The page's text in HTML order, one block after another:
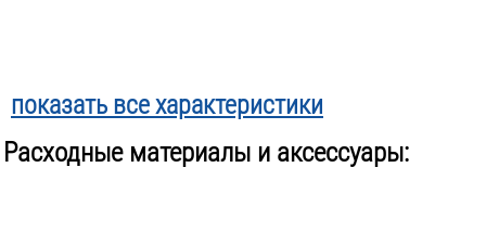
показать все характеристики
Расходные материалы и аксессуары: